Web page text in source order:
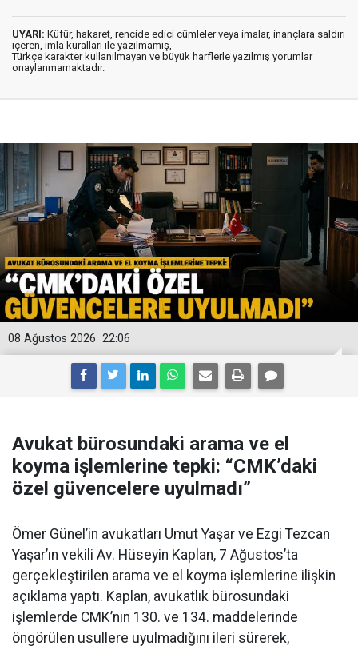
UYARI: Küfür, hakaret, rencide edici cümleler veya imalar, inançlara saldırı
içeren, imla kuralları ile yazılmamış,
Türkçe karakter kullanılmayan ve büyük harflerle yazılmış yorumlar
onaylanmamaktadır.
22:06
08 Ağustos 2026
Avukat bürosundaki arama ve el
koyma işlemlerine tepki: “CMK’daki
özel güvencelere uyulmadı”
Ömer Günel’in avukatları Umut Yaşar ve Ezgi Tezcan
Yaşar’ın vekili Av. Hüseyin Kaplan, 7 Ağustos’ta
gerçekleştirilen arama ve el koyma işlemlerine ilişkin
açıklama yaptı. Kaplan, avukatlık bürosundaki
işlemlerde CMK’nın 130. ve 134. maddelerinde
öngörülen usullere uyulmadığını ileri sürerek,